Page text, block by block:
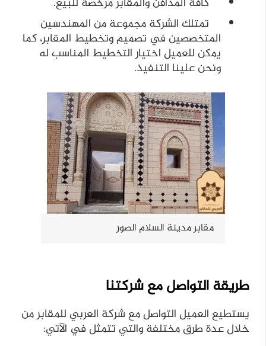
تمتلك الشركة مجموعة من المهندسين
المتخصصين في تصميم وتخطيط المقابر، كما
يمكن للعميل اختيار التخطيط المناسب له
ونحن علينا التنفيذ.
مقابر مدينة السلام الصور
طريقة التواصل مع شركتنا
يستطيع العميل التواصل مع شركة العربي للمقابر من
خلال عدة طرق مختلفة والتي تتمثل في الآتي: